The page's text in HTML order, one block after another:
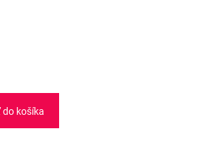
do košíka